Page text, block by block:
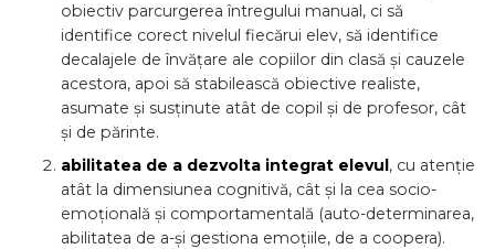
obiectiv parcurgerea întregului manual, ci să
identifice corect nivelul fiecărui elev, să identifice
decalajele de învățare ale copiilor din clasă și cauzele
acestora, apoi să stabilească obiective realiste,
asumate și susținute atât de copil și de profesor, cât
și de părinte.
abilitatea de a dezvolta integrat elevul, cu atenție
atât la dimensiunea cognitivă, cât și la cea socio-
emoțională și comportamentală (auto-determinarea,
abilitatea de a-și gestiona emoțiile, de a coopera).